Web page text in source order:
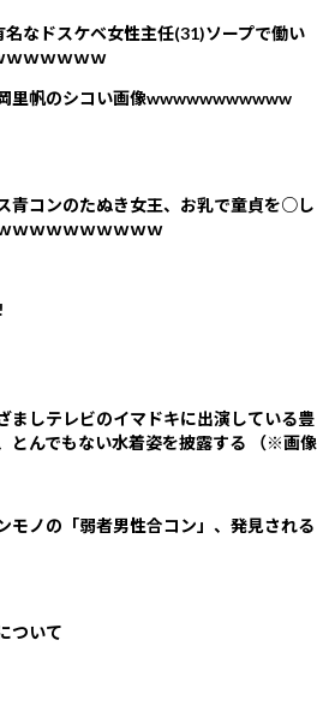
なドスケベ女性主任(31)ソープで働い
ｗｗｗｗｗｗ
岡里帆のシコい画像wwwwwwwwwww
青コンのたぬき女王、お乳で童貞を○し
ｗｗｗｗｗｗｗｗｗ
ましテレビのイマドキに出演している豊
とんでもない水着姿を披露する （※画像
モノの「弱者男性合コン」、発見される
ついて